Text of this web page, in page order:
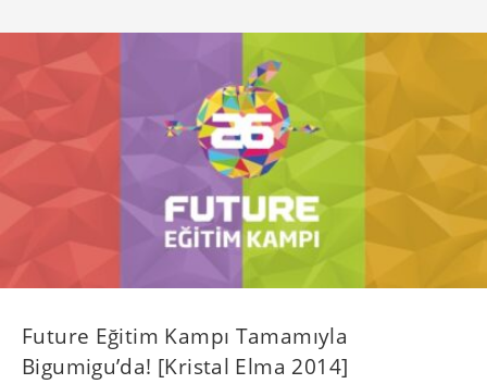
Future Eğitim Kampı Tamamıyla
Bigumigu’da! [Kristal Elma 2014]